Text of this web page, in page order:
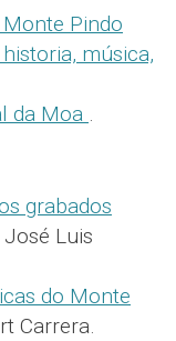
Monte Pindo
música,
da Moa .
grabados
Luis
do Monte
Carrera.